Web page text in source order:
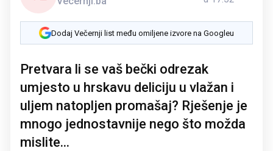
Dodaj Večernji list među omiljene izvore na Googleu
Pretvara li se vaš bečki odrezak
umjesto u hrskavu deliciju u vlažan i
uljem natopljen promašaj? Rješenje je
mnogo jednostavnije nego što možda
mislite...